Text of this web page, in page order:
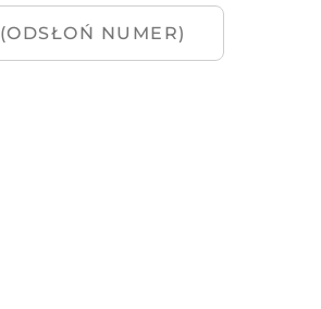
(ODSŁOŃ NUMER)